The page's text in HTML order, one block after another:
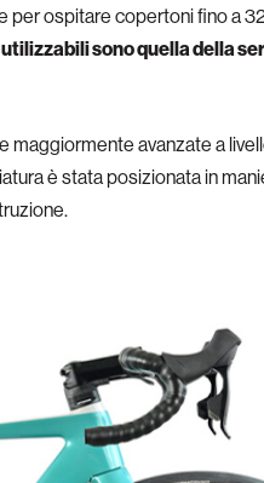
ospitare copertoni fino a
sono quella della
maggiormente avanzate a
è stata posizionata in